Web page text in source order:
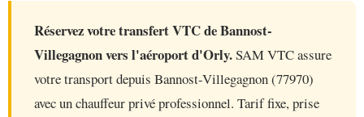
Réservez votre transfert VTC de Bannost-
Villegagnon vers l'aéroport d'Orly.SAM VTC assure
votre transport depuis Bannost-Villegagnon (77970)
avec un chauffeur privé professionnel. Tarif fixe, prise